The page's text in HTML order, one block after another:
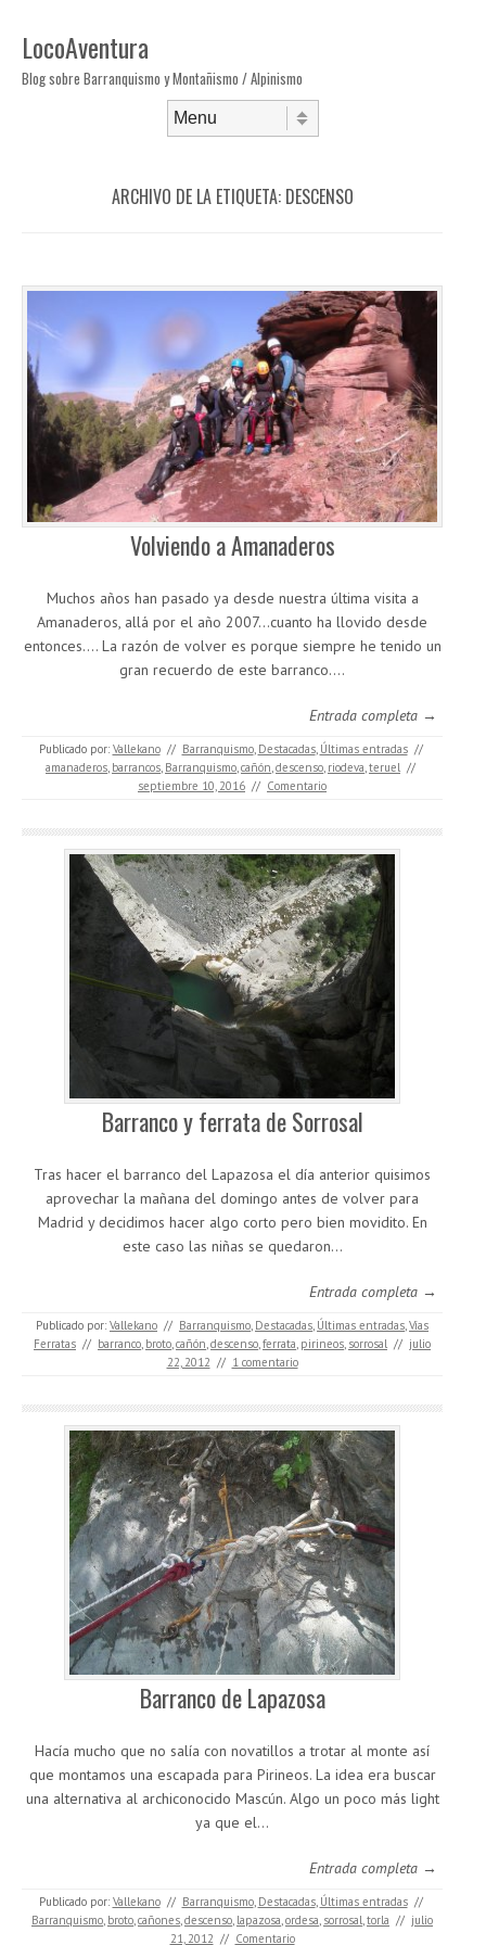
LocoAventura
Blog sobre Barranquismo y Montañismo / Alpinismo
ARCHIVO DE LA ETIQUETA: DESCENSO
Volviendo a Amanaderos
Muchos años han pasado ya desde nuestra última visita a
Amanaderos, allá por el año 2007…cuanto ha llovido desde
entonces…. La razón de volver es porque siempre he tenido un
gran recuerdo de este barranco.…
Entrada completa →
Publicado por: Vallekano // Barranquismo, Destacadas, Últimas entradas //
amanaderos barrancos Barranquismo cañón descenso riodeva teruel //
septiembre 10, 2016 // Comentario
Barranco y ferrata de Sorrosal
Tras hacer el barranco del Lapazosa el día anterior quisimos
aprovechar la mañana del domingo antes de volver para
Madrid y decidimos hacer algo corto pero bien movidito. En
este caso las niñas se quedaron…
Entrada completa →
Publicado por: Vallekano // Barranquismo Destacadas Últimas entradas Vías
Ferratas // barranco broto cañón descenso ferrata pirineos sorrosal // julio
22, 2012 // 1 comentario
Barranco de Lapazosa
Hacía mucho que no salía con novatillos a trotar al monte así
que montamos una escapada para Pirineos. La idea era buscar
una alternativa al archiconocido Mascún. Algo un poco más light
ya que el…
Entrada completa →
Publicado por: Vallekano // Barranquismo, Destacadas, Últimas entradas //
Barranquismo broto cañones descenso lapazosa ordesa sorrosal torla // julio
21, 2012 // Comentario